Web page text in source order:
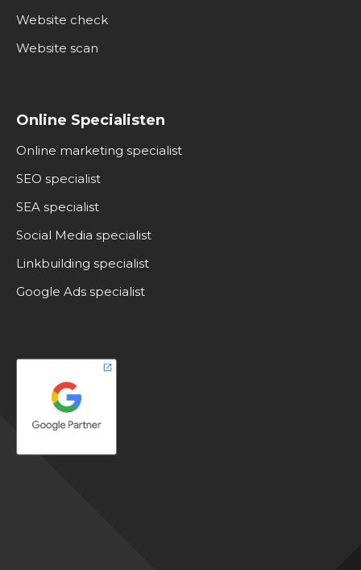
Website check
Website scan
Online Specialisten
Online marketing specialist
SEO specialist
SEA specialist
Social Media specialist
Linkbuilding specialist
Google Ads specialist